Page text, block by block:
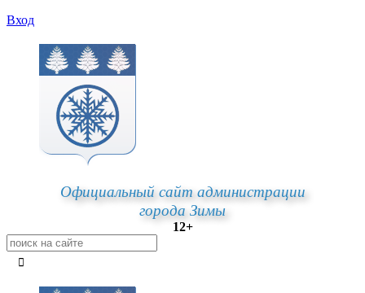
Вход
Официальный сайт администрации
города Зимы
12+